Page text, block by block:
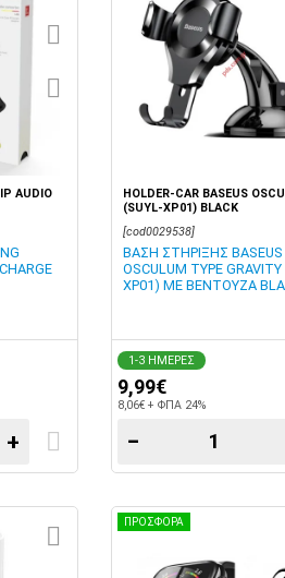
AUDIO
+
HOLDER-CAR BASEUS
(SUYL-XP01) BLACK
[cod0029538]
ΒΑΣΗ ΣΤΗΡΙΞΗΣ BASEUS
OSCULUM TYPE GRAVITY
XP01) ΜΕ ΒΕΝΤΟΥΖΑ
1-3 ΗΜΕΡΕΣ
9,99€
8,06€ + ΦΠΑ 24%
−
ΠΡΟΣΦΟΡΑ